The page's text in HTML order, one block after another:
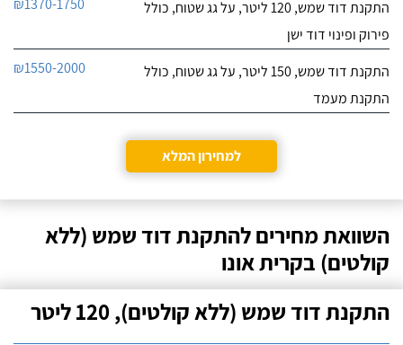
התקנת דוד שמש, 120 ליטר, על גג שטוח, כולל
פירוק ופינוי דוד ישן
₪1370-1750
התקנת דוד שמש, 150 ליטר, על גג שטוח, כולל
התקנת מעמד
₪1550-2000
למחירון המלא
השוואת מחירים להתקנת דוד שמש (ללא
קולטים) בקרית אונו
התקנת דוד שמש (ללא קולטים), 120 ליטר